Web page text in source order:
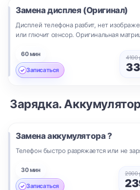
Замена дисплея (Оригинал)
Дисплей телефона разбит, нет
или глючит сенсор. Оригинальная
60 мин
Записаться
4100
Зарядка.
Замена аккумулятора ?
Телефон быстро разряжается или не
30 мин
Записаться
2900